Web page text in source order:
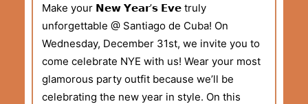
Make your 𝗡𝗲𝘄 𝗬𝗲𝗮𝗿’𝘀 𝗘𝘃𝗲 truly
unforgettable @ Santiago de Cuba! On
Wednesday, December 31st, we invite you to
come celebrate NYE with us! Wear your most
glamorous party outfit because we’ll be
celebrating the new year in style. On this